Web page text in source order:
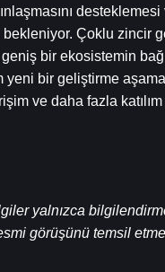
bekleniyor. Çoklu zincir
bir ekosistemin
yeni bir geliştirme
ve daha fazla katılım
yalnızca
görüşünü temsil